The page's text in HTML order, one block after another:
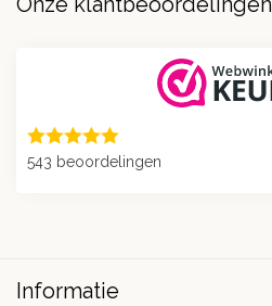
Onze klantbeoordelingen
543 beoordelingen
Informatie